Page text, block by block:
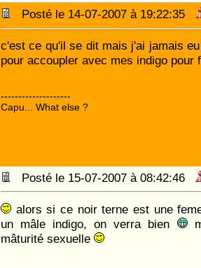
Posté le 14-07-2007 à 19:22:35
c'est ce qu'il se dit mais j'ai jamais
pour accoupler avec mes indigo pour
--------------------
Capu... What else ?
Posté le 15-07-2007 à 08:42:46
alors si ce noir terne est une
un mâle indigo, on verra bien
mâturité sexuelle